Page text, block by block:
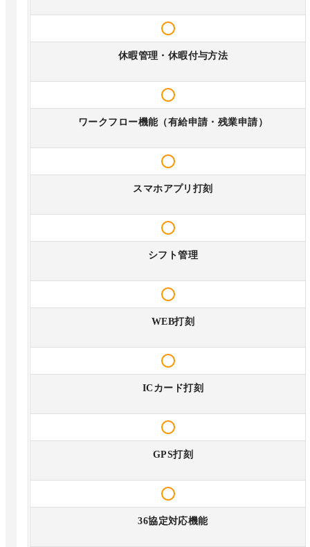
休暇管理・休暇付与方法
ワークフロー機能（有給申請・残業申請）
スマホアプリ打刻
シフト管理
WEB打刻
ICカード打刻
GPS打刻
36協定対応機能